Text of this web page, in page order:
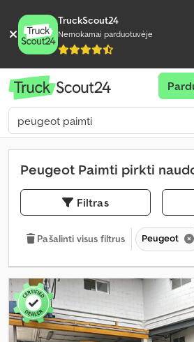
TruckScout24
Nemokamai parduotuvėje
Peugeot Paimti pirkti
Filtras
Pašalinti visus filtrus Peugeot